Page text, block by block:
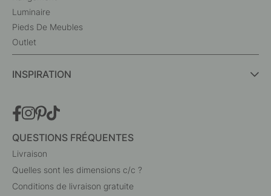
Luminaire
Pieds De Meubles
Outlet
INSPIRATION
QUESTIONS FRÉQUENTES
Livraison
Quelles sont les dimensions c/c ?
Conditions de livraison gratuite